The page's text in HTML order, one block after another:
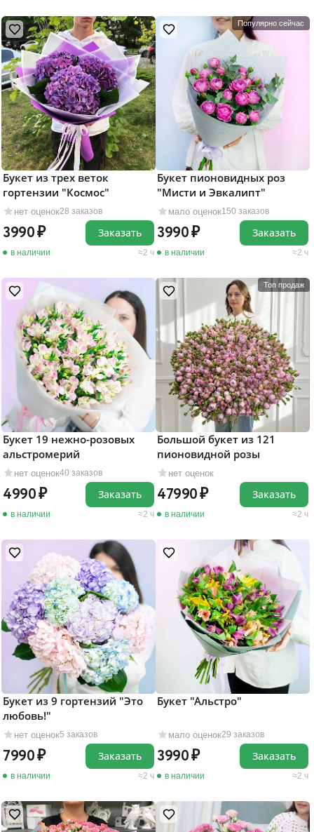
нет оценок28 заказов
Букет из трех веток
гортензии "Космос"
3990
в наличии 2 ч
Заказать
Популярно сейчас
мало оценок150 заказов
Букет пионовидных роз
"Мисти и Эвкалипт"
3990
в наличии 2 ч
Заказать
нет оценок40 заказов
Букет 19 нежно-розовых
альстромерий
4990
в наличии 2 ч
Заказать
Топ продаж
нет оценок
Большой букет из 121
пионовидной розы
47990
в наличии 2 ч
Заказать
нет оценок5 заказов
Букет из 9 гортензий "Это
любовь!"
7990
в наличии 2 ч
Заказать
мало оценок29 заказов
Букет "Альстро"
3990
в наличии 2 ч
Заказать